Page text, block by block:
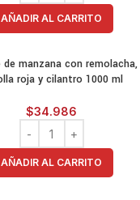
AÑADIR AL CARRITO
de manzana con remolacha,
roja y cilantro 1000 ml
$34.986
AÑADIR AL CARRITO